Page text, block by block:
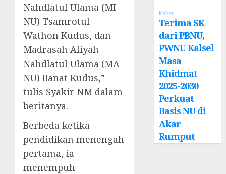
Nahdlatul Ulama (MI
NU) Tsamrotul
Wathon Kudus, dan
Madrasah Aliyah
Nahdlatul Ulama (MA
NU) Banat Kudus,”
tulis Syakir NM dalam
beritanya.
Berbeda ketika
pendidikan menengah
pertama, ia
menempuh
Kabar
Terima SK
dari PBNU,
PWNU Kalsel
Masa
Khidmat
2025-2030
Perkuat
Basis NU di
Akar
Rumput